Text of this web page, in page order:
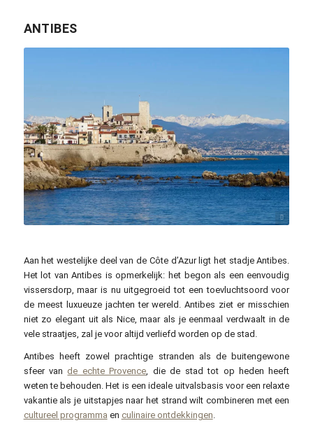
ANTIBES
SoleneC1 / pixabay.com
Aan het westelijke deel van de Côte d’Azur ligt het stadje Antibes.
Het lot van Antibes is opmerkelijk: het begon als een eenvoudig
vissersdorp, maar is nu uitgegroeid tot een toevluchtsoord voor
de meest luxueuze jachten ter wereld. Antibes ziet er misschien
niet zo elegant uit als Nice, maar als je eenmaal verdwaalt in de
vele straatjes, zal je voor altijd verliefd worden op de stad.
Antibes heeft zowel prachtige stranden als de buitengewone
sfeer van de echte Provence, die de stad tot op heden heeft
weten te behouden. Het is een ideale uitvalsbasis voor een relaxte
vakantie als je uitstapjes naar het strand wilt combineren met een
cultureel programma en culinaire ontdekkingen.